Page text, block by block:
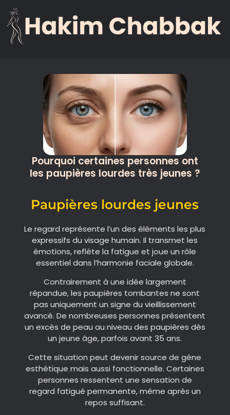
Pourquoi certaines personnes ont
les paupières lourdes très jeunes ?
Paupières lourdes jeunes
Le regard représente l’un des éléments les plus
expressifs du visage humain. Il transmet les
émotions, reflète la fatigue et joue un rôle
essentiel dans l’harmonie faciale globale.
Contrairement à une idée largement
répandue, les paupières tombantes ne sont
pas uniquement un signe du vieillissement
avancé. De nombreuses personnes présentent
un excès de peau au niveau des paupières dès
un jeune âge, parfois avant 35 ans.
Cette situation peut devenir source de gêne
esthétique mais aussi fonctionnelle. Certaines
personnes ressentent une sensation de
regard fatigué permanente, même après un
repos suffisant.